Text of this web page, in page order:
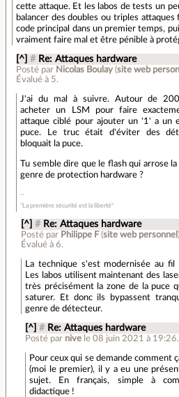
cette attaque. Et les labos de tests un
balancer des doubles ou triples
code principal dans un premier temps,
vraiment faire mal et être pénible à
[^] # Re: Attaques hardware
Posté par Nicolas Boulay (site web
Évalué à 5.
J'ai du mal à suivre. Autour de
acheter un LSM pour faire
attaque ciblé pour ajouter un '1' a un
puce. Le truc était d'éviter des
bloquait la puce.
Tu semble dire que le flash qui arrose
genre de protection hardware ?
"La première sécurité est la liberté"
[^] # Re: Attaques hardware
Posté par Philippe F(site web personnel )
Évalué à 6.
La technique s'est modernisée au fil
Les labos utilisent maintenant des
très précisément la zone de la puce
saturer. Et donc ils bypassent
genre de détecteur.
[^] # Re: Attaques hardware
Posté par nive le 08 juin 2021 à 19:26.
Pour ceux qui se demande comment
(moi le premier), il y a eu une
sujet. En français, simple à
didactique !